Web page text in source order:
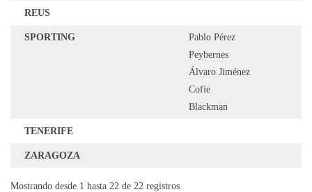
REUS
SPORTING
Pablo Pérez
Peybernes
Álvaro Jiménez
Cofie
Blackman
TENERIFE
ZARAGOZA
Mostrando desde 1 hasta 22 de 22 registros